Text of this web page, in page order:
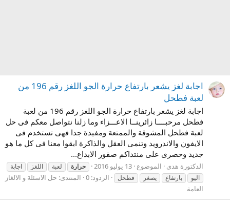
اجابة لغز يشعر بارتفاع حرارة الجو اللغز رقم 196 من
لعبة فطحل
اجابة لغز يشعر بارتفاع حرارة الجو اللغز رقم 196 من لعبة
فطحل مرحبــــا زائرينــا الاعـــزاء وما زلنا نتواصل معكم فى حل
لعبة فطحل المشوقة والممتعة ومفيدة جدا فهى تستخدم فى
الايفون والاندرويد وتنمى العقل والذاكرة ابقوا معنا فى كل ما هو
جديد وحصرى على منتداكم صقور الابداع...
الدكتورة هدى الموضوع 13 يوليو 2016 حرارة لعبة اللغز
اجابة
اليو
بارتفاع يصغر فطحل الردود: 0 المنتدى: حل الاسئلة و الالغاز
العامة